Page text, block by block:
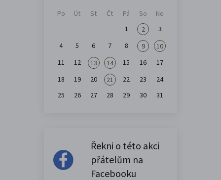
Po Út St Čt Pá So
Ne
1
2
3
4
5 6 7 8 9
10
11
12 13 14 15 16
17
18
19 20 21 22 23
24
25
26 27 28 29 30 31
Řekni o této akci
přátelům na
Facebooku